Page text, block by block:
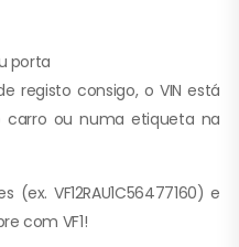
porta
registo consigo, o VIN está
carro ou numa etiqueta na
VF12RAU1C56477160) e
com VF1!